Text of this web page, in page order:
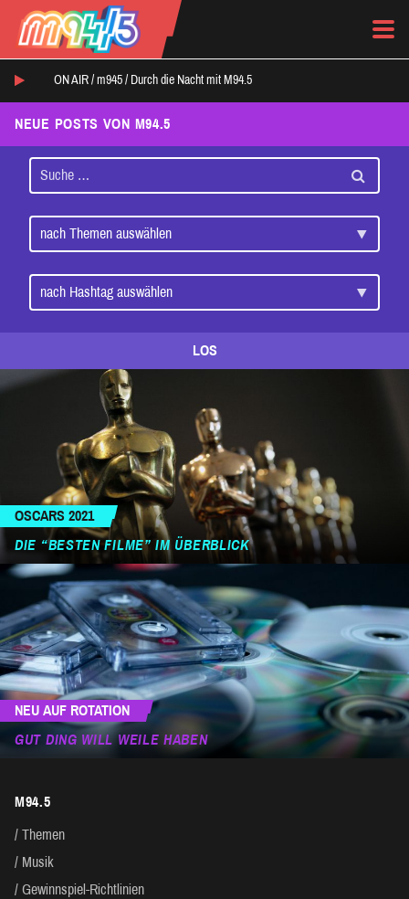
ON AIR / m945 / Durch die Nacht mit M94.5
NEUE POSTS VON M94.5
LOS
OSCARS 2021
DIE “BESTEN FILME” IM ÜBERBLICK
NEU AUF ROTATION
GUT DING WILL WEILE HABEN
M94.5
Themen
Musik
Gewinnspiel-Richtlinien